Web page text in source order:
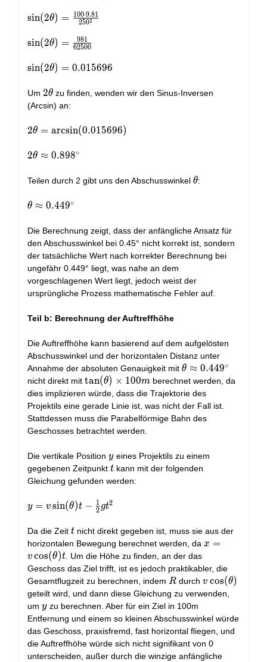
\sin(2\theta)
\cdot 9.81}
sin(2θ) = 2502
100⋅9.81
\sin(2\theta)
{62500}
sin(2θ) = 62500
981
\sin(2\theta)
sin(2θ) = 0.015696
Um 2\theta
2θ zu finden, wenden wir den Sinus-Inversen
(Arcsin) an:
2\theta =
2θ = arcsin(0.015696)
2\theta
0.898^\circ
2θ ≈ 0.898∘
Teilen durch 2 gibt uns den Abschusswinkel \theta
θ:
\theta
0.449^\circ
θ ≈ 0.449∘
Die Berechnung zeigt, dass der anfängliche Ansatz für
den Abschusswinkel bei 0.45° nicht korrekt ist, sondern
der tatsächliche Wert nach korrekter Berechnung bei
ungefähr 0.449° liegt, was nahe an dem
vorgeschlagenen Wert liegt, jedoch weist der
ursprüngliche Prozess mathematische Fehler auf.
Teil b: Berechnung der Auftreffhöhe
Die Auftreffhöhe kann basierend auf dem aufgelösten
Abschusswinkel und der horizontalen Distanz unter
Annahme der absoluten Genauigkeit mit \theta
\approx
0.449^\circ
θ ≈ 0.449∘
nicht direkt mit \tan(\theta)
\times 100m
tan(θ) × 100m berechnet werden, da
dies implizieren würde, dass die Trajektorie des
Projektils eine gerade Linie ist, was nicht der Fall ist.
Stattdessen muss die Parabelförmige Bahn des
Geschosses betrachtet werden.
Die vertikale Position y
yeines Projektils zu einem
gegebenen Zeitpunkt t
t kann mit der folgenden
Gleichung gefunden werden:
y = v
t - \frac{1}
{2}gt^2
y = v sin(θ)t − 2
1 gt2
Da die Zeit t
t nicht direkt gegeben ist, muss sie aus der
horizontalen Bewegung berechnet werden, da x = v
t
x =
v cos(θ)t. Um die Höhe zu finden, an der das
Geschoss das Ziel trifft, ist es jedoch praktikabler, die
Gesamtflugzeit zu berechnen, indem R
R durchv
\cos(\theta)
v cos(θ)
geteilt wird, und dann diese Gleichung zu verwenden,
um y
yzu berechnen. Aber für ein Ziel in 100m
Entfernung und einem so kleinen Abschusswinkel würde
das Geschoss, praxisfremd, fast horizontal fliegen, und
die Auftreffhöhe würde sich nicht signifikant von 0
unterscheiden, außer durch die winzige anfängliche